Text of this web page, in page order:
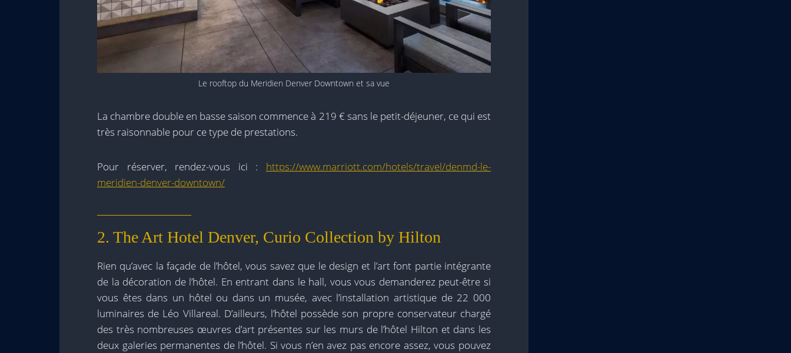
Le rooftop du Meridien Denver Downtown et sa vue
La chambre double en basse saison commence à 219 € sans le petit-déjeuner, ce qui est
très raisonnable pour ce type de prestations.
Pour réserver, rendez-vous ici : https://www.marriott.com/hotels/travel/denmd-le-
meridien-denver-downtown/
2. The Art Hotel Denver, Curio Collection by Hilton
Rien qu’avec la façade de l’hôtel, vous savez que le design et l’art font partie intégrante
de la décoration de l’hôtel. En entrant dans le hall, vous vous demanderez peut-être si
vous êtes dans un hôtel ou dans un musée, avec l’installation artistique de 22 000
luminaires de Léo Villareal. D’ailleurs, l’hôtel possède son propre conservateur chargé
des très nombreuses œuvres d’art présentes sur les murs de l’hôtel Hilton et dans les
deux galeries permanentes de l’hôtel. Si vous n’en avez pas encore assez, vous pouvez